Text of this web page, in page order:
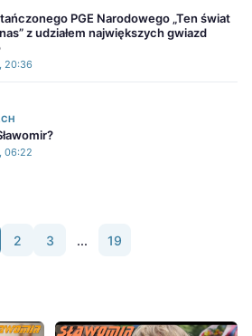
PGE Narodowego „Ten świat
z udziałem największych gwiazd
20:36
06:22
2 3 ... 19